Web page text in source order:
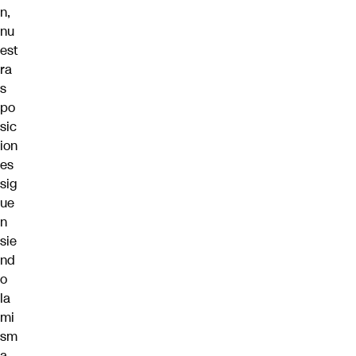
n,
nu
est
ra
s
po
sic
ion
es
sig
ue
n
sie
nd
o
la
mi
sm